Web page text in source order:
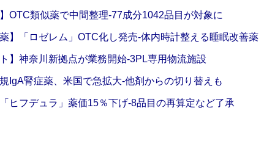
OTC類似薬で中間整理‐77成分1042品目が対象に
】「ロゼレム」OTC化し発売‐体内時計整える睡眠改善薬
】神奈川新拠点が業務開始‐3PL専用物流施設
IgA腎症薬、米国で急拡大‐他剤からの切り替えも
ヒフデュラ」薬価15％下げ‐8品目の再算定など了承